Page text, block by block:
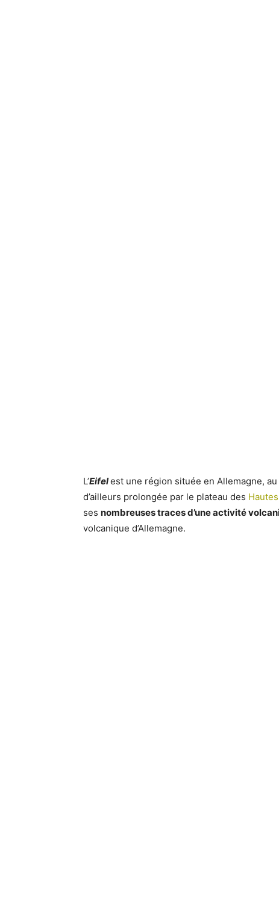
L’Eifelest une région située en Allemagne,
d’ailleurs prolongée par le plateau des
ses nombreuses traces d’une activité
volcanique d’Allemagne.